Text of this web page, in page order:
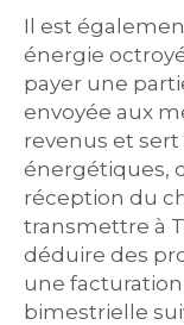
Il est
énergie
payer une
envoyée aux
revenus et
énergétiques,
réception du
transmettre à
déduire des
une
bimestrielle